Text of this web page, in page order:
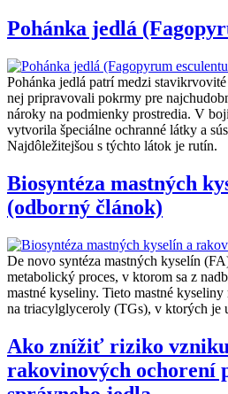
Pohánka jedlá
Pohánka jedlá patrí medzi
nej pripravovali pokrmy pre
nároky na podmienky prostredia. V
vytvorila špeciálne ochranné látky a
Najdôležitejšou s týchto látok je rutín.
Biosyntéza mastných
(odborný článok)
De novo syntéza mastných kyselín
metabolický proces, v ktorom sa z
mastné kyseliny. Tieto mastné
na triacylglyceroly (TGs), v ktorých je
Ako znížiť riziko
rakovinových ochorení